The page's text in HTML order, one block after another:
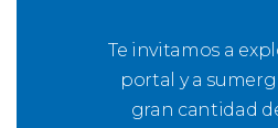
Te invitamos a
portal y a
gran cantidad